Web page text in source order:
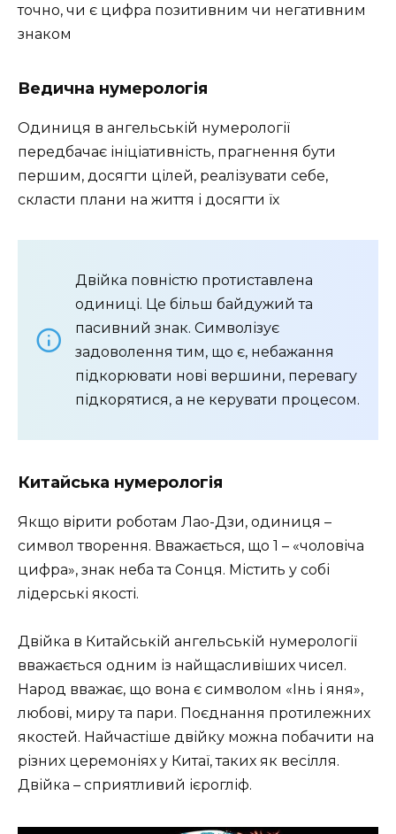
точно, чи є цифра позитивним чи негативним
знаком
Ведична нумерологія
Одиниця в ангельській нумерології
передбачає ініціативність, прагнення бути
першим, досягти цілей, реалізувати себе,
скласти плани на життя і досягти їх
Двійка повністю протиставлена
одиниці. Це більш байдужий та
пасивний знак. Символізує
задоволення тим, що є, небажання
підкорювати нові вершини, перевагу
підкорятися, а не керувати процесом.
Китайська нумерологія
Якщо вірити роботам Лао-Дзи, одиниця –
символ творення. Вважається, що 1 – «чоловіча
цифра», знак неба та Сонця. Містить у собі
лідерські якості.
Двійка в Китайській ангельській нумерології
вважається одним із найщасливіших чисел.
Народ вважає, що вона є символом «Інь і яня»,
любові, миру та пари. Поєднання протилежних
якостей. Найчастіше двійку можна побачити на
різних церемоніях у Китаї, таких як весілля.
Двійка – сприятливий ієрогліф.